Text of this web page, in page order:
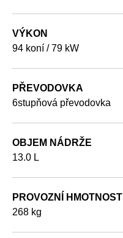
VÝKON
94 koní / 79 kW
PŘEVODOVKA
6stupňová převodovka
OBJEM NÁDRŽE
13.0 L
PROVOZNÍ HMOTNOST
268 kg